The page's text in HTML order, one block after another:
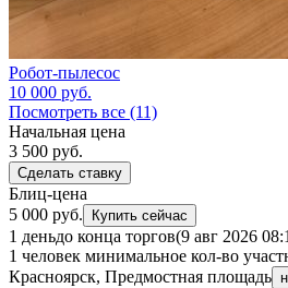
Робот-пылесос
10 000 руб.
Посмотреть все (11)
Начальная цена
3 500 руб.
Сделать ставку
Блиц-цена
5 000 руб.
Купить сейчас
1 деньдо конца торгов(9 авг 2026
1 человек минимальное кол-во
Красноярск, Предмостная площадь